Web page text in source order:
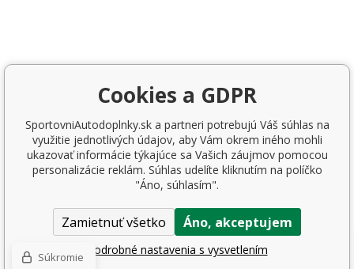
Cookies a GDPR
SportovniAutodoplnky.sk a partneri potrebujú Váš súhlas na
využitie jednotlivých údajov, aby Vám okrem iného mohli
ukazovať informácie týkajúce sa Vašich záujmov pomocou
personalizácie reklám. Súhlas udelíte kliknutím na políčko
"Áno, súhlasím".
Zamietnuť všetko Áno, akceptujem
Podrobné nastavenia s vysvetlením
Súkromie